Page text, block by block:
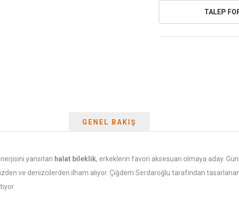
GENEL BAKIŞ
yansıtan halat bileklik, erkeklerin favori aksesuarı olmaya aday.
ve denizcilerden ilham alıyor. Çiğdem Serdaroğlu tarafından